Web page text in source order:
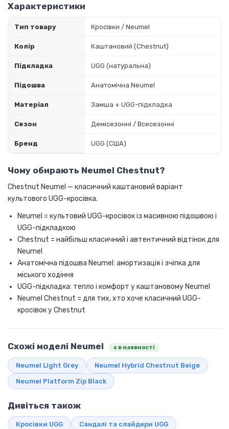
Характеристики
Тип товару Кросівки / Neumel
Колір Каштановий (Chestnut)
Підкладка UGG (натуральна)
Підошва Анатомічна Neumel
Матеріал Замша + UGG-підкладка
Сезон Демісезонні / Всесезонні
Бренд UGG (США)
Чому обирають Neumel Chestnut?
Chestnut Neumel — класичний каштановий варіант
культового UGG-кросівка.
Neumel = культовий UGG-кросівок із масивною підошвою і
UGG-підкладкою
Chestnut = найбільш класичний і автентичний відтінок для
Neumel
Анатомічна підошва Neumel: амортизація і зчіпка для
міського ходіння
UGG-підкладка: тепло і комфорт у каштановому Neumel
Neumel Chestnut = для тих, хто хоче класичний UGG-
кросівок у Chestnut
Схожі моделі Neumel є в наявності
Neumel Light Grey Neumel Hybrid Chestnut Beige
Neumel Platform Zip Black
Дивіться також
Кросівки UGG Сандалі та слайдери UGG